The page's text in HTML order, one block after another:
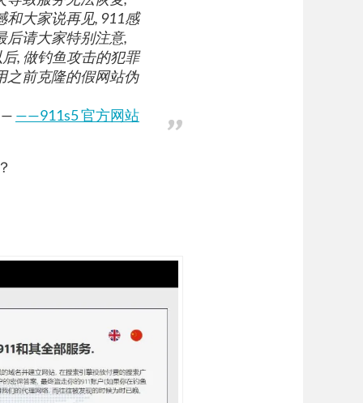
和大家说再见, 911感
后请大家特别注意,
, 做钓鱼攻击的犯罪
之前克隆的假网站伪
——911s5 官方网站